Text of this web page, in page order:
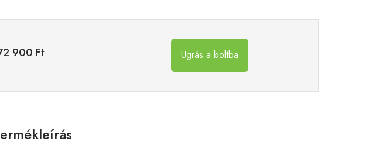
900 Ft Ugrás a boltba